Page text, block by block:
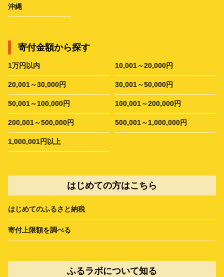
沖縄
寄付金額から探す
1万円以内 10,001～20,000円
20,001～30,000円 30,001～50,000円
50,001～100,000円 100,001～200,000円
200,001～500,000円 500,001～1,000,000円
1,000,001円以上
はじめての方はこちら
はじめてのふるさと納税
寄付上限額を調べる
ふるラボについて知る